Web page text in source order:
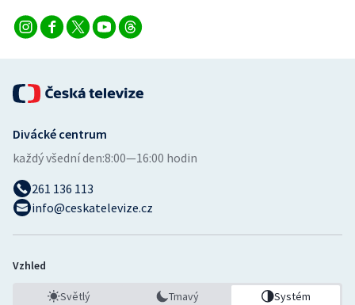
Divácké centrum
každý všední den:8:00—16:00 hodin
261 136 113
info@ceskatelevize.cz
Vzhled
Světlý Tmavý Systém